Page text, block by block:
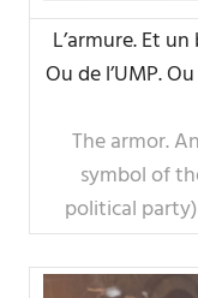
L’armure. Et
Ou de l’UMP.
The armor.
symbol of
political